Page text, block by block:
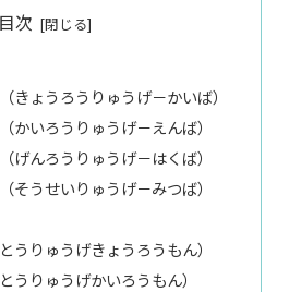
目次
きょうろうりゅうげ－かいば）
かいろうりゅうげ－えんば）
げんろうりゅうげ－はくば）
そうせいりゅうげ－みつば）
うりゅうげきょうろうもん）
うりゅうげかいろうもん）